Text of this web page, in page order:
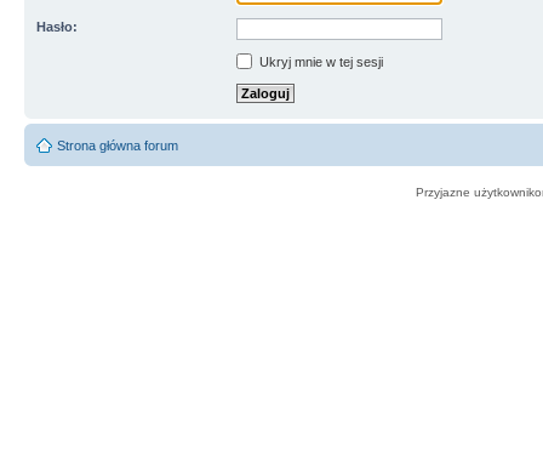
Hasło:
Ukryj mnie w tej sesji
Strona główna forum
Przyjazne